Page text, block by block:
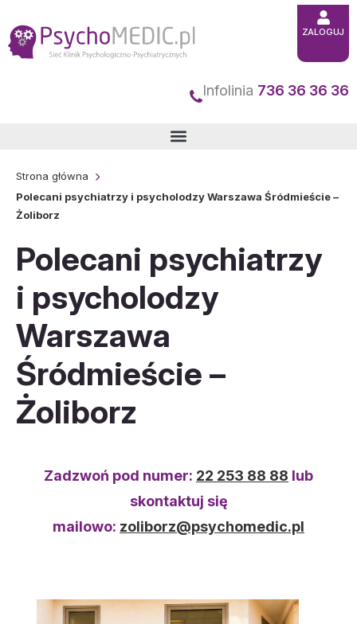
do
treści
Infolinia 736 36 36 36
ZALOGUJ
Strona główna
Polecani psychiatrzy i psycholodzy Warszawa Śródmieście –
Żoliborz
Polecani psychiatrzy
i psycholodzy
Warszawa
Śródmieście –
Żoliborz
Zadzwoń pod numer: 22 253 88 88 lub
skontaktuj się
mailowo: zoliborz@psychomedic.pl